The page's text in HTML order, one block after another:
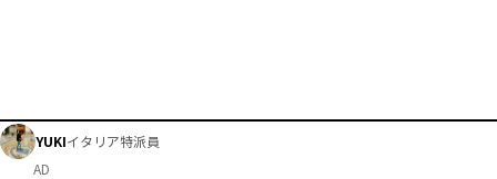
YUKIイタリア特派員
AD